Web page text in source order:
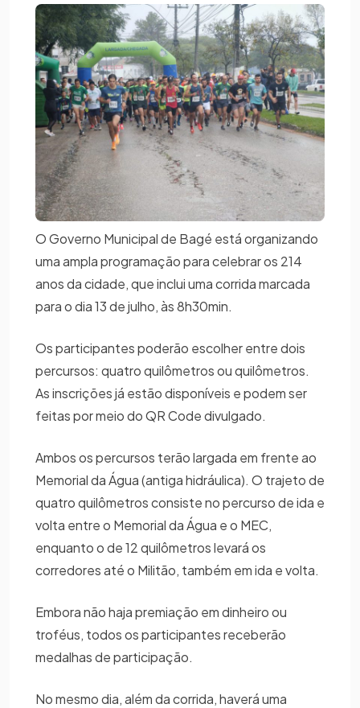
O Governo Municipal de Bagé está organizando
uma ampla programação para celebrar os 214
anos da cidade, que inclui uma corrida marcada
para o dia 13 de julho, às 8h30min.
Os participantes poderão escolher entre dois
percursos: quatro quilômetros ou quilômetros.
As inscrições já estão disponíveis e podem ser
feitas por meio do QR Code divulgado.
Ambos os percursos terão largada em frente ao
Memorial da Água (antiga hidráulica). O trajeto de
quatro quilômetros consiste no percurso de ida e
volta entre o Memorial da Água e o MEC,
enquanto o de 12 quilômetros levará os
corredores até o Militão, também em ida e volta.
Embora não haja premiação em dinheiro ou
troféus, todos os participantes receberão
medalhas de participação.
No mesmo dia, além da corrida, haverá uma